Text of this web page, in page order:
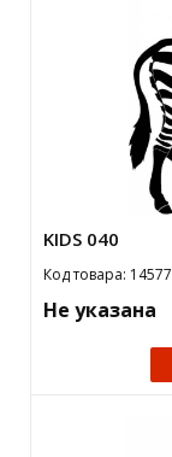
KIDS 040
Код товара: 14577
Не указана